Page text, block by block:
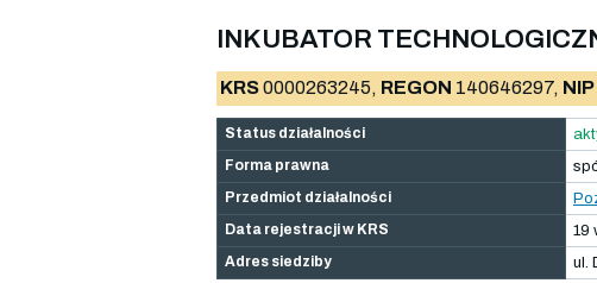
INKUBATOR
KRS0000263245, REGON 140646297, NIP
Status działalności
Forma prawna
Przedmiot działalności
Data rejestracji w KRS
19
Adres siedziby
ul.